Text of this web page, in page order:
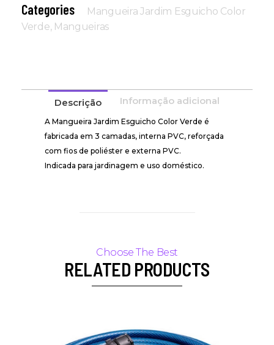
Categories
Mangueira Jardim Esguicho Color
Verde, Mangueiras
Descrição Informação adicional
A Mangueira Jardim Esguicho Color Verde é
fabricada em 3 camadas, interna PVC, reforçada
com fios de poliéster e externa PVC.
Indicada para jardinagem e uso doméstico.
RELATED PRODUCTS